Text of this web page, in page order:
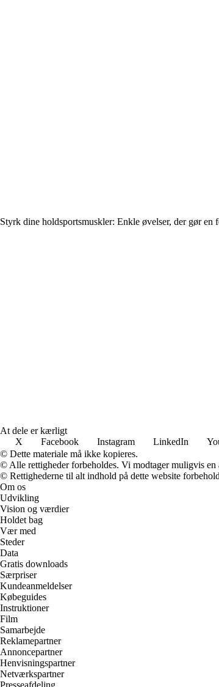
Styrk dine holdsportsmuskler: Enkle øvelser, der gør en
At dele er kærligt
X
Facebook Instagram LinkedIn
© Dette materiale må ikke kopieres.
© Alle rettigheder forbeholdes. Vi modtager muligvis en
© Rettighederne til alt indhold på dette website
Om os
Udvikling
Vision og værdier
Holdet bag
Vær med
Steder
Data
Gratis downloads
Særpriser
Kundeanmeldelser
Købeguides
Instruktioner
Film
Samarbejde
Reklamepartner
Annoncepartner
Henvisningspartner
Netværkspartner
Presseafdeling